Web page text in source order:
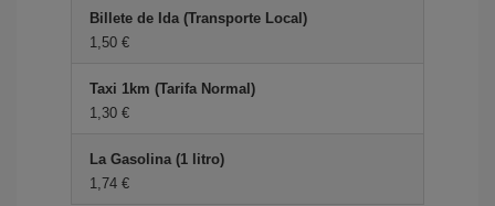
Billete de Ida (Transporte Local)
1,50 €
Taxi 1km (Tarifa Normal)
1,30 €
La Gasolina (1 litro)
1,74 €